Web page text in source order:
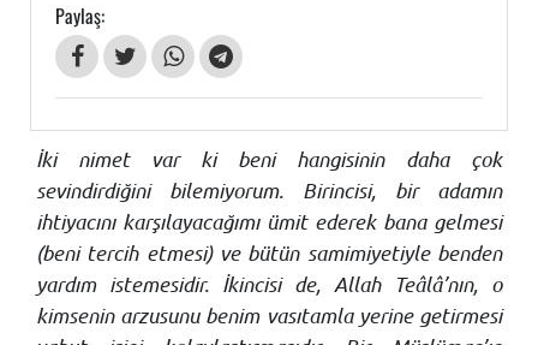
Paylaş:
İki nimet var ki beni hangisinin daha çok
sevindirdiğini bilemiyorum. Birincisi, bir adamın
ihtiyacını karşılayacağımı ümit ederek bana gelmesi
(beni tercih etmesi) ve bütün samimiyetiyle benden
yardım istemesidir. İkincisi de, Allah Teâlâ’nın, o
kimsenin arzusunu benim vasıtamla yerine getirmesi